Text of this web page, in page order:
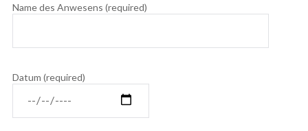
Name des Anwesens (required)
Datum (required)